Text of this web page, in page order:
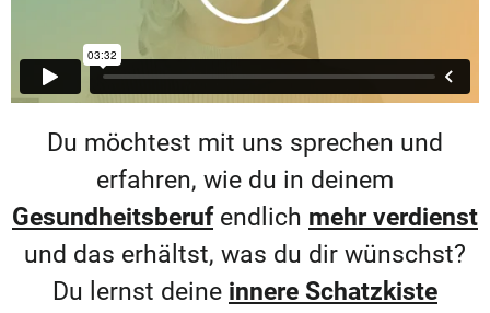
Du möchtest mit uns sprechen und
erfahren, wie du in deinem
Gesundheitsberufendlich mehr verdienst
und das erhältst, was du dir wünschst?
Du lernst deine innere Schatzkiste